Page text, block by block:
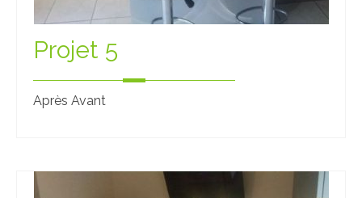
Projet 5
Après Avant